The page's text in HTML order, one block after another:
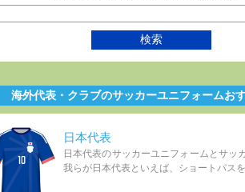
海外代表・クラブのサッカーユニフォームお
日本代表
日本代表のサッカーユニフォームとサッ
我らが日本代表といえば、ショートパス